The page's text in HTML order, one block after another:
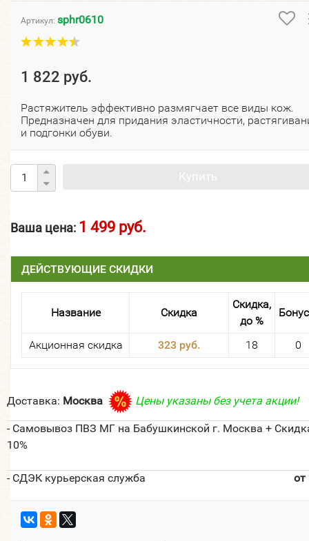
Артикул: sphr0610
1 822 руб.
Растяжитель эффективно размягчает все виды кож.
Предназначен для придания эластичности,
и подгонки обуви.
Ваша цена: 1 499 руб.
ДЕЙСТВУЮЩИЕ СКИДКИ
Название Скидка
Скидка,
до %
Акционная скидка 323 руб. 18 0
Доставка: Москва Цены указаны без учета акции!
- Самовывоз ПВЗ МГ на Бабушкинской г. Москва +
10%
- СДЭК курьерская служба